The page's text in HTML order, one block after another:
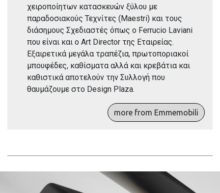
χειροποίητων κατασκευών ξύλου με
παραδοσιακούς Τεχνίτες (Maestri) και τους
διάσημους Σχεδιαστές όπως ο Ferrucio Laviani
που είναι και ο Art Director της Εταιρείας.
Εξαιρετικά μεγάλα τραπέζια, πρωτοποριακοί
μπουφέδες, καθίσματα αλλά και κρεβάτια και
καθιστικά αποτελούν την Συλλογή που
θαυμάζουμε στο Design Plaza.
more from Emmemobili